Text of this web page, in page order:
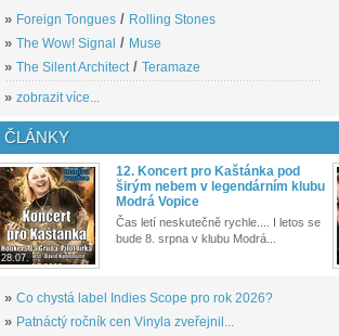
» Foreign Tongues / Rolling Stones
» The Wow! Signal / Muse
» The Silent Architect / Teramaze
» zobrazit více...
ČLÁNKY
28.07.
12. Koncert pro Kaštánka pod
širým nebem v legendárním klubu
Modrá Vopice
Čas letí neskutečně rychle.... I letos se
bude 8. srpna v klubu Modrá...
» Co chystá label Indies Scope pro rok 2026?
» Patnáctý ročník cen Vinyla zveřejnil...